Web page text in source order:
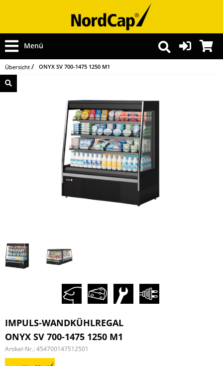
Menü
Übersicht ONYX SV 700-1475 1250 M1
IMPULS-WANDKÜHLREGAL
ONYX SV 700-1475 1250 M1
Artikel-Nr.: 454700147512501